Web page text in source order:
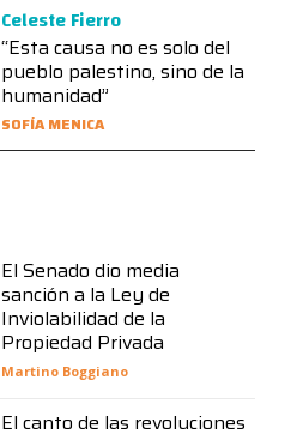
Celeste Fierro
“Esta causa no es solo del
pueblo palestino, sino de la
humanidad”
SOFÍA MENICA
El Senado dio media
sanción a la Ley de
Inviolabilidad de la
Propiedad Privada
Martino Boggiano
El canto de las revoluciones